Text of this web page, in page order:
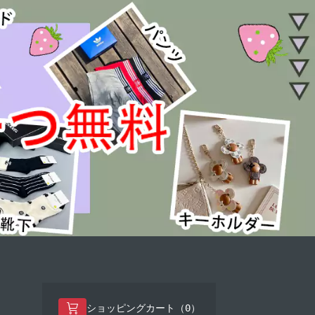
ショッピングカート（ 0）